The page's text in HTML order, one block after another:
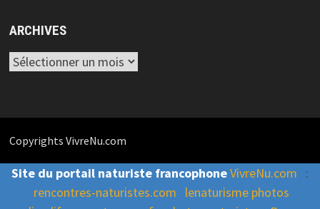
ARCHIVES
Archives
Copyrights VivreNu.com
Site du portail naturiste francophoneVivreNu.com :
rencontres-naturistes.com
lenaturisme photos